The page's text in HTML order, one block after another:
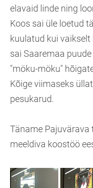
elavaid linde ning
Koos sai üle loetud
kuulatud kui
sai Saaremaa
"möku-möku"
Kõige viimaseks
pesukarud.
Täname Pajuvärava
meeldiva koostöö